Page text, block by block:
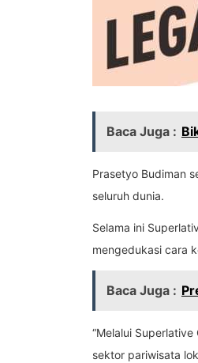
Baca Juga :
Prasetyo Budiman
seluruh dunia.
Selama ini
mengedukasi cara
Baca Juga :
“Melalui
sektor pariwisata